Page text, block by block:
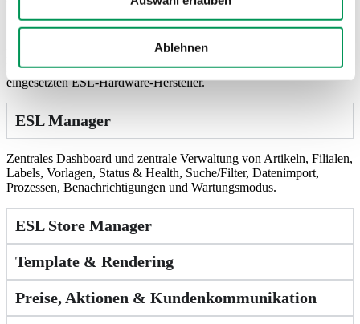
Ablehnen
bestehende Retail‑Systeme.
Die Lösung ist modular aufgebaut und unterstützt Händler von
Pilotfilialen bis zu grossen Filialnetzen – unabhängig vom
eingesetzten ESL‑Hardware‑Hersteller.
ESL Manager
Zentrales Dashboard und zentrale Verwaltung von Artikeln, Filialen,
Labels, Vorlagen, Status & Health, Suche/Filter, Datenimport,
Prozessen, Benachrichtigungen und Wartungsmodus.
ESL Store Manager
Template & Rendering
Preise, Aktionen & Kundenkommunikation